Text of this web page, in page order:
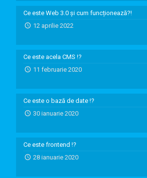
Ce este Web 3.0 și cum funcționează?!
12 aprilie 2022
Ce este acela CMS !?
11 februarie 2020
Ce este o bază de date !?
30 ianuarie 2020
Ce este frontend !?
28 ianuarie 2020